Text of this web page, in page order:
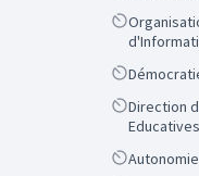
Scope
Organisation des Systèmes
Scope
Scope
Direction des Politiques
Educatives
Scope